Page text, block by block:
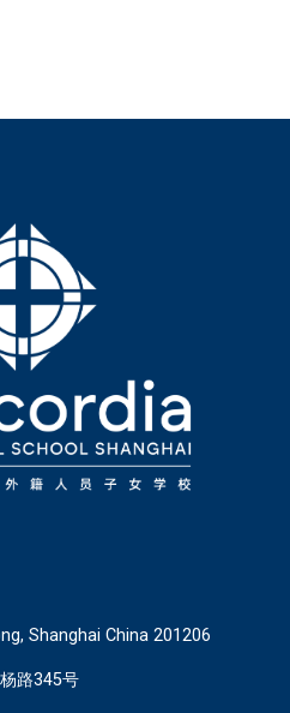
Shanghai China 201206
路345号